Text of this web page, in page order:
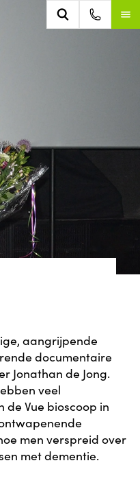
aangrijpende
documentaire
Jonathan de Jong.
veel
de Vue bioscoop in
men verspreid over
met dementie.